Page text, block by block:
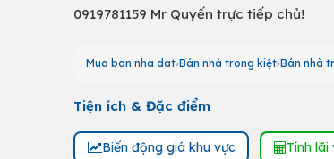
0919781159 Mr Quyến trực tiếp chủ!
Mua ban nha dat Bán nhà trong kiệt Bán nhà
Tiện ích & Đặc điểm
Biến động giá khu vực Tính